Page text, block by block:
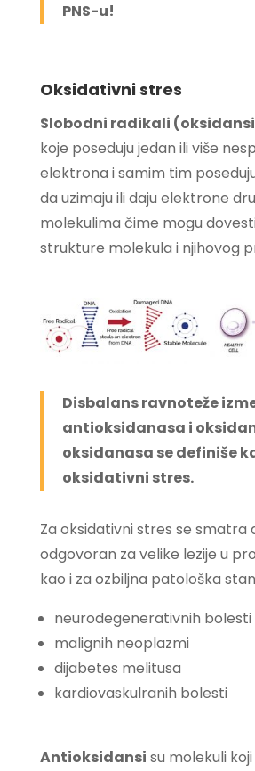
PNS-u!
Oksidativni stres
Slobodni radikali
koje poseduju jedan ili više
elektrona i samim tim
da uzimaju ili daju elektrone
molekulima čime mogu
strukture molekula i njihovog
Disbalans ravnoteže
antioksidanasa i
oksidanasa se definiše
oksidativni stres.
Za oksidativni stres se smatra
odgovoran za velike lezije u
kao i za ozbiljna patološka
neurodegenerativnih bolesti
malignih neoplazmi
dijabetes melitusa
kardiovaskulranih bolesti
Antioksidansi su molekuli